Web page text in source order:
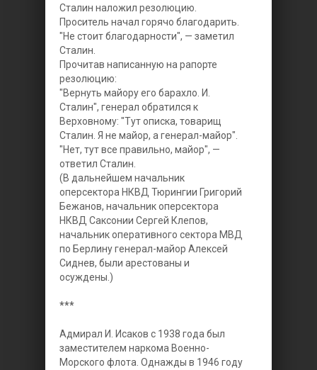
Сталин наложил резолюцию.
Проситель начал горячо благодарить.
"Не стоит благодарности", — заметил
Сталин.
Прочитав написанную на рапорте
резолюцию:
"Вернуть майору его барахло. И.
Сталин", генерал обратился к
Верховному: "Тут описка, товарищ
Сталин. Я не майор, а генерал-майор".
"Нет, тут все правильно, майор", —
ответил Сталин.
(В дальнейшем начальник
оперсектора НКВД Тюрингии Григорий
Бежанов, начальник оперсектора
НКВД Саксонии Сергей Клепов,
начальник оперативного сектора МВД
по Берлину генерал-майор Алексей
Сиднев, были арестованы и
осуждены.)
***
Адмирал И. Исаков с 1938 года был
заместителем наркома Военно-
Морского флота. Однажды в 1946 году